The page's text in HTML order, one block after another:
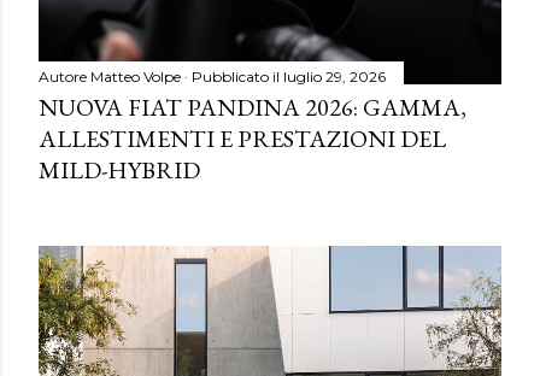
Autore Matteo Volpe Pubblicato il luglio 29, 2026
NUOVA FIAT PANDINA 2026: GAMMA,
ALLESTIMENTI E PRESTAZIONI DEL
MILD-HYBRID